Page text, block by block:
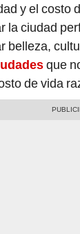
y el costo
la ciudad
belleza,
que
de vida